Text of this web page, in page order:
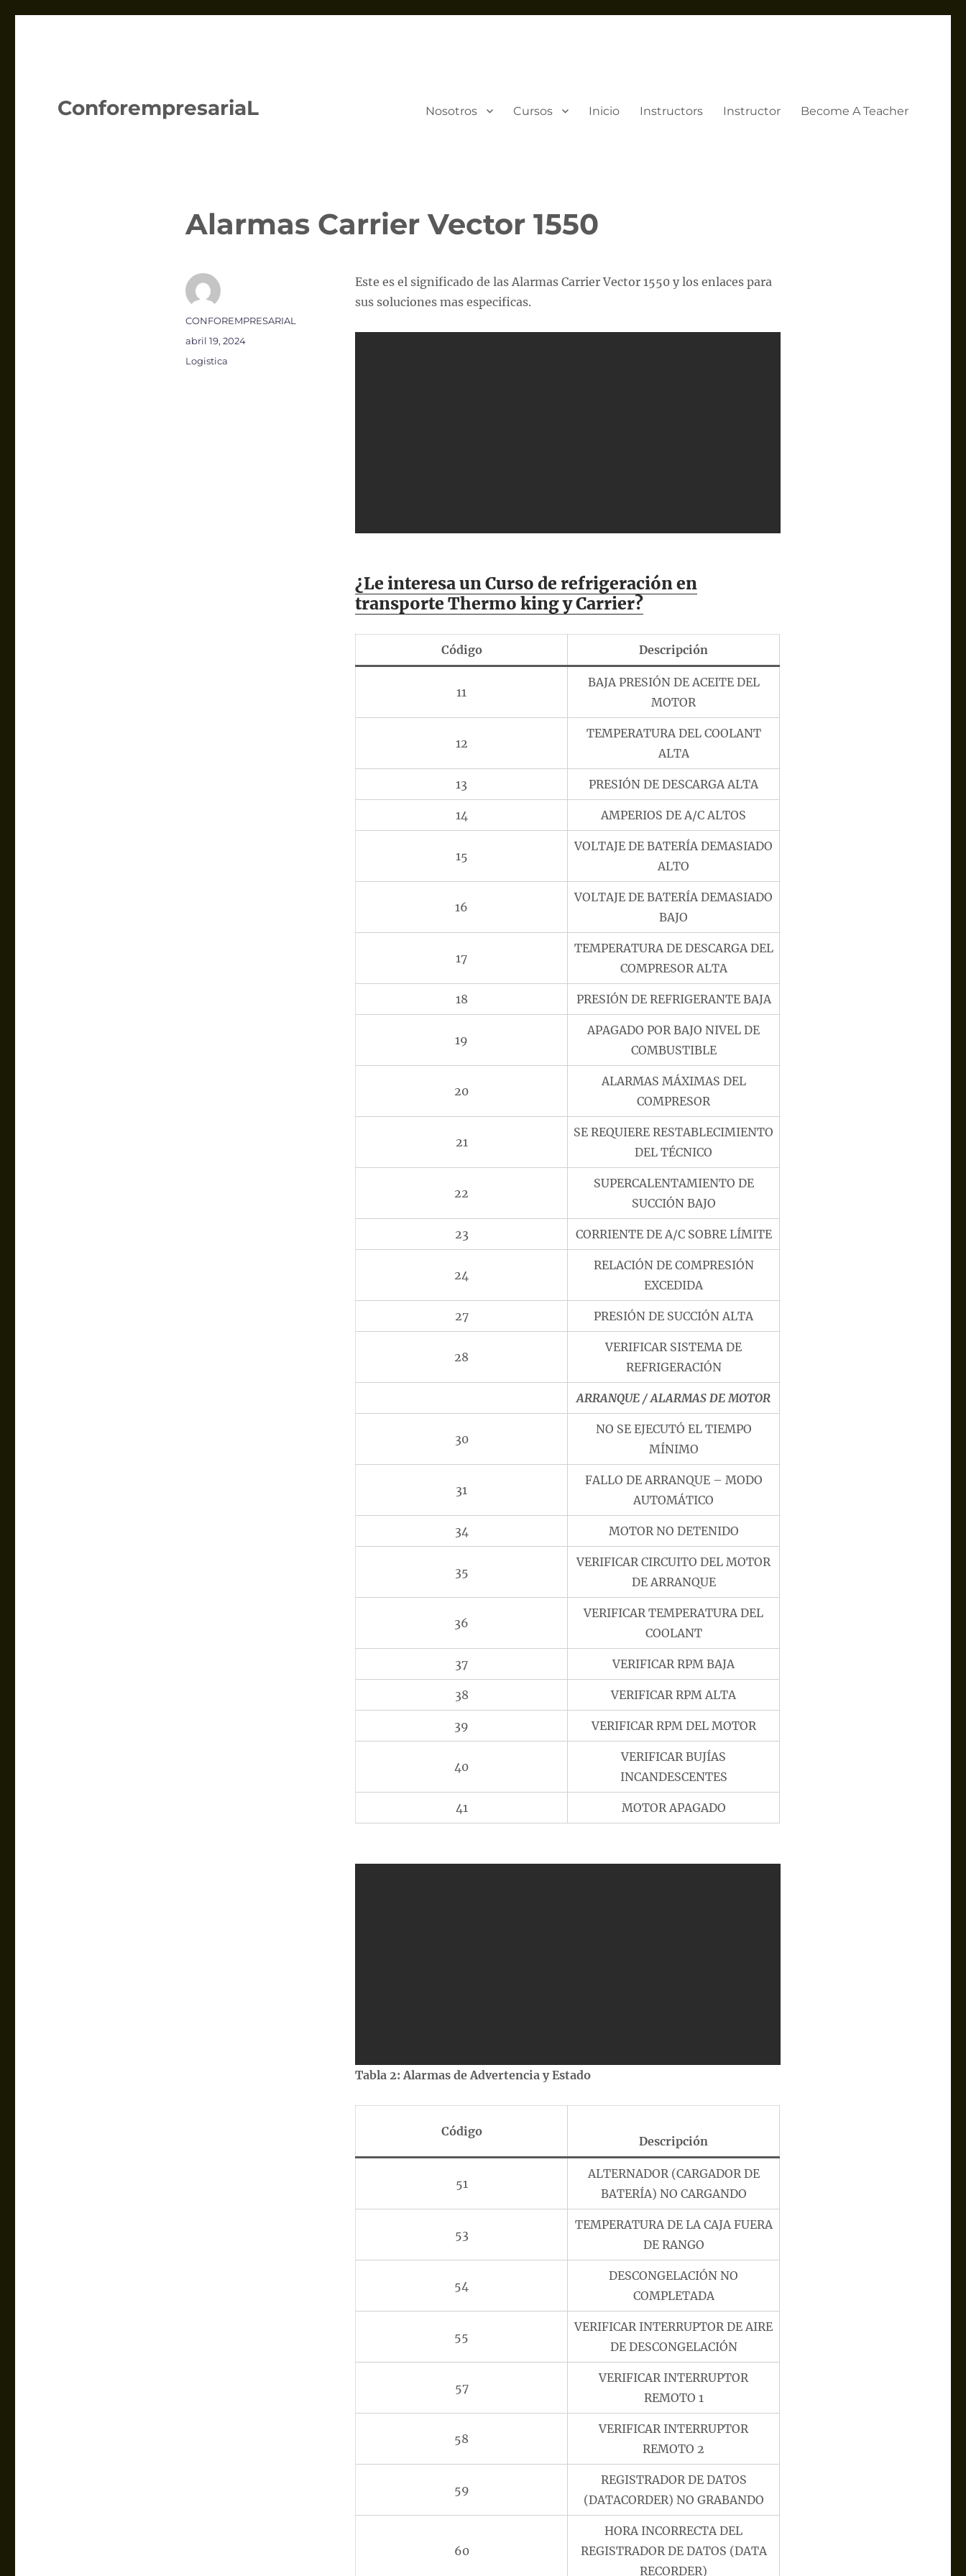
ConforempresariaL Nosotros Cursos Inicio Instructors Instructor Become A Teacher
Alarmas Carrier Vector 1550
Este es el significado de las Alarmas Carrier Vector 1550 y los enlaces para
sus soluciones mas especificas.
¿Le interesa un Curso de refrigeración en
transporte Thermo king y Carrier?
Código Descripción
11
BAJA PRESIÓN DE ACEITE DEL
MOTOR
12
TEMPERATURA DEL COOLANT
ALTA
13 PRESIÓN DE DESCARGA ALTA
14 AMPERIOS DE A/C ALTOS
15
VOLTAJE DE BATERÍA DEMASIADO
ALTO
16
VOLTAJE DE BATERÍA DEMASIADO
BAJO
17
TEMPERATURA DE DESCARGA DEL
COMPRESOR ALTA
18 PRESIÓN DE REFRIGERANTE BAJA
19
APAGADO POR BAJO NIVEL DE
COMBUSTIBLE
20
ALARMAS MÁXIMAS DEL
COMPRESOR
21
SE REQUIERE RESTABLECIMIENTO
DEL TÉCNICO
22
SUPERCALENTAMIENTO DE
SUCCIÓN BAJO
23 CORRIENTE DE A/C SOBRE LÍMITE
24
RELACIÓN DE COMPRESIÓN
EXCEDIDA
27 PRESIÓN DE SUCCIÓN ALTA
28
VERIFICAR SISTEMA DE
REFRIGERACIÓN
ARRANQUE / ALARMAS DE MOTOR
30
NO SE EJECUTÓ EL TIEMPO
MÍNIMO
31
FALLO DE ARRANQUE – MODO
AUTOMÁTICO
34 MOTOR NO DETENIDO
35
VERIFICAR CIRCUITO DEL MOTOR
DE ARRANQUE
36
VERIFICAR TEMPERATURA DEL
COOLANT
37 VERIFICAR RPM BAJA
38 VERIFICAR RPM ALTA
39 VERIFICAR RPM DEL MOTOR
40
VERIFICAR BUJÍAS
INCANDESCENTES
41 MOTOR APAGADO
Tabla 2: Alarmas de Advertencia y Estado
Código
Descripción
51
ALTERNADOR (CARGADOR DE
BATERÍA) NO CARGANDO
53
TEMPERATURA DE LA CAJA FUERA
DE RANGO
54
DESCONGELACIÓN NO
COMPLETADA
55
VERIFICAR INTERRUPTOR DE AIRE
DE DESCONGELACIÓN
57
VERIFICAR INTERRUPTOR
REMOTO 1
58
VERIFICAR INTERRUPTOR
REMOTO 2
59
REGISTRADOR DE DATOS
(DATACORDER) NO GRABANDO
60
HORA INCORRECTA DEL
REGISTRADOR DE DATOS (DATA
RECORDER)
Autor
CONFOREMPRESARIAL
Publicado
abril 19, 2024
Categorías
Logistica